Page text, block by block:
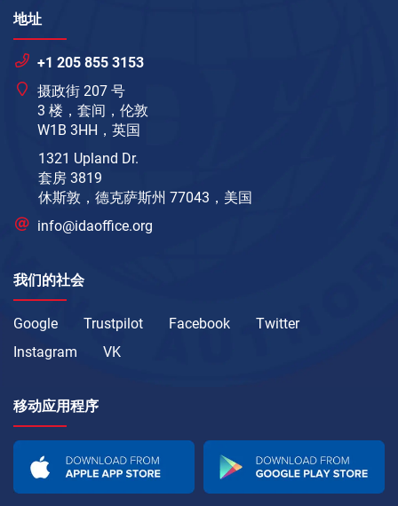
地址
+1 205 855 3153
摄政街 207 号
3 楼，套间，伦敦
W1B 3HH，英国
1321 Upland Dr.
套房 3819
休斯敦，德克萨斯州 77043，美国
info@idaoffice.org
我们的社会
Google Trustpilot Facebook
Twitter
Instagram
VK
移动应用程序